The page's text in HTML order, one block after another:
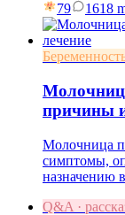
79 1618
причины
Молочница
симптомы,
назначению
Q&A ·